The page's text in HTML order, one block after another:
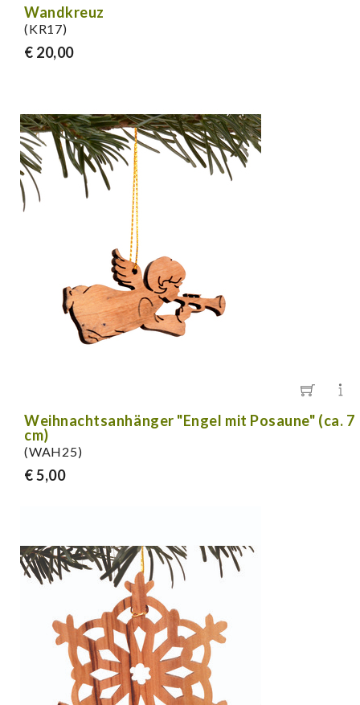
Wandkreuz
(KR17)
€ 20,00
Weihnachtsanhänger "Engel mit Posaune" (ca. 7
cm)
(WAH25)
€ 5,00